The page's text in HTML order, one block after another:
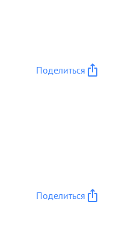
Поделиться
Поделиться